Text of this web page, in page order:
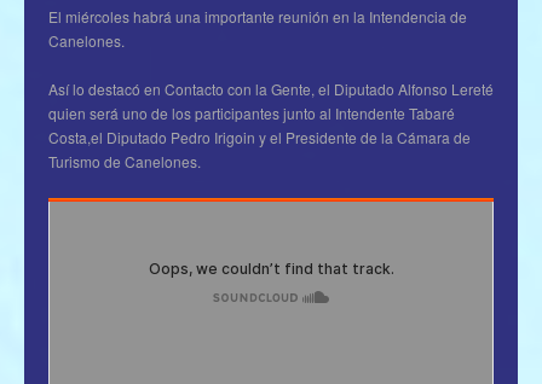
El miércoles habrá una importante reunión en la Intendencia de
Canelones.
Así lo destacó en Contacto con la Gente, el Diputado Alfonso Lereté
quien será uno de los participantes junto al Intendente Tabaré
Costa,el Diputado Pedro Irigoin y el Presidente de la Cámara de
Turismo de Canelones.